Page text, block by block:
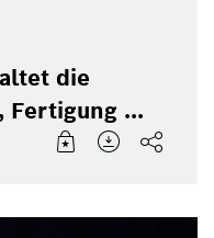
die
Fertigung ...